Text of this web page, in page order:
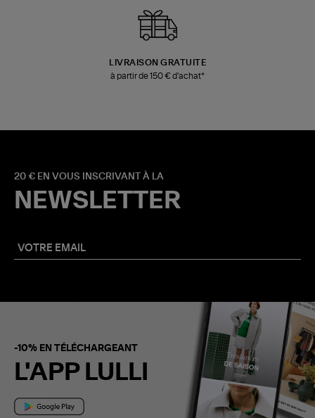
LIVRAISON GRATUITE
à partir de 150 € d'achat*
20 € EN VOUS INSCRIVANT À LA
NEWSLETTER
-10% EN TÉLÉCHARGEANT
L'APP LULLI